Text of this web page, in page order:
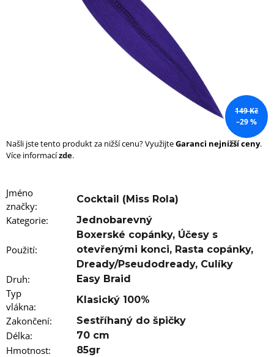
149 Kč
–29 %
Našli jste tento produkt za nižší cenu? VyužijteGaranci nejnižší ceny.
Více informacízde.
Jméno
značky:
Cocktail (Miss Rola)
Kategorie: Jednobarevný
Použití:
Boxerské copánky, Účesy s
otevřenými konci, Rasta copánky,
Dready/Pseudodready, Culíky
Druh: Easy Braid
Typ
vlákna:
Klasický 100%
Zakončení: Sestříhaný do špičky
Délka: 70 cm
Hmotnost: 85gr
o
r
u
j
e
m
KANEKALON
1
105
Kč
Původně:
149
Kč